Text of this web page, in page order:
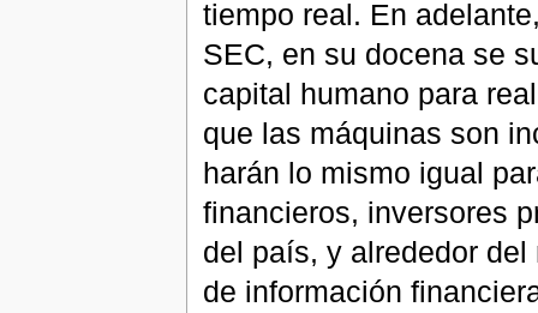
tiempo real. En
SEC, en su docena se
capital humano para
que las máquinas son
harán lo mismo igual
financieros, inversores
del país, y alrededor
de información